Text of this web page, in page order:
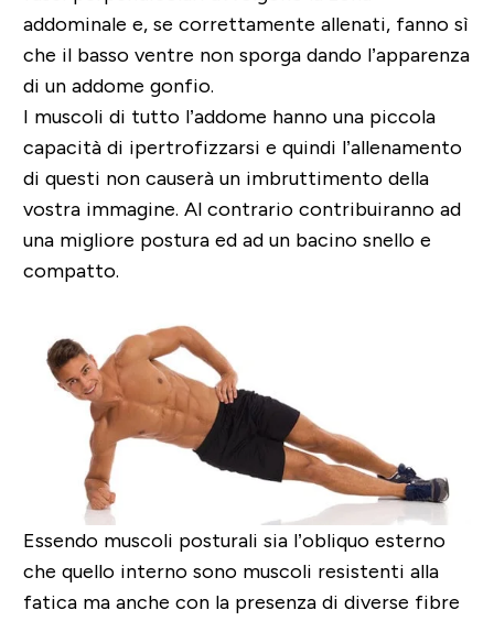
addominale e, se correttamente allenati, fanno sì
che il basso ventre non sporga dando l’apparenza
di un addome gonfio.
I muscoli di tutto l’addome hanno una piccola
capacità di ipertrofizzarsi e quindi l’allenamento
di questi non causerà un imbruttimento della
vostra immagine. Al contrario contribuiranno ad
una migliore postura ed ad un bacino snello e
compatto.
Essendo muscoli posturali sia l’obliquo esterno
che quello interno sono muscoli resistenti alla
fatica ma anche con la presenza di diverse fibre